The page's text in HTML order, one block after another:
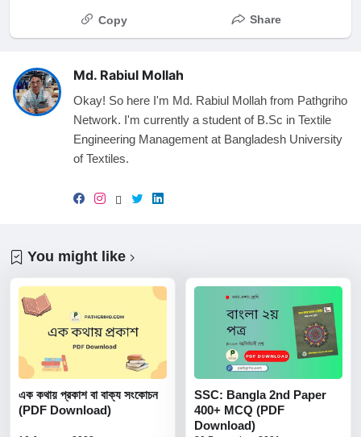
Copy Share
Md. Rabiul Mollah
Okay! So here I'm Md. Rabiul Mollah from Pathgriho
Network. I'm currently a student of B.Sc in Textile
Engineering Management at Bangladesh University
of Textiles.
You might like
এক কথায় প্রকাশ বা বাক্য সংকোচন
(PDF Download)
SSC: Bangla 2nd Paper
400+ MCQ (PDF
Download)